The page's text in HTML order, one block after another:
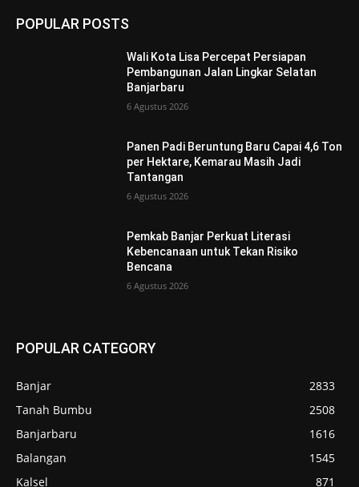
POPULAR POSTS
Wali Kota Lisa Percepat Persiapan
Pembangunan Jalan Lingkar Selatan
Banjarbaru
6 Agustus 2026
Panen Padi Beruntung Baru Capai 4,6 Ton
per Hektare, Kemarau Masih Jadi
Tantangan
6 Agustus 2026
Pemkab Banjar Perkuat Literasi
Kebencanaan untuk Tekan Risiko
Bencana
6 Agustus 2026
POPULAR CATEGORY
Banjar
2833
Tanah Bumbu
2508
Banjarbaru
1616
Balangan
1545
Kalsel
871